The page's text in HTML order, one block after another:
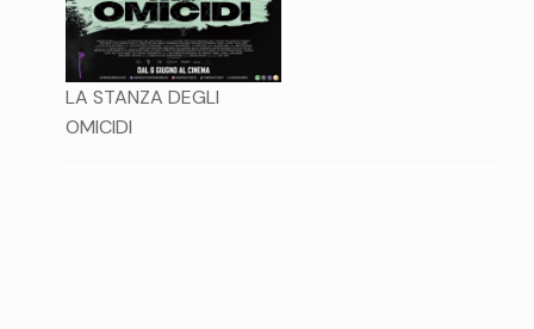
LA STANZA DEGLI
OMICIDI